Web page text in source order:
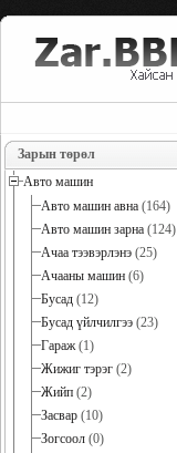
Зарын төрөл
Авто машин
Авто машин авна (164)
Авто машин зарна (124)
Ачаа тээвэрлэнэ (25)
Ачааны машин (6)
Бусад (12)
Бусад үйлчилгээ (23)
Гараж(1)
Жижиг тэрэг (2)
Жийп (2)
Засвар (10)
Зогсоол (0)